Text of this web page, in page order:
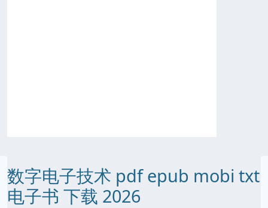
数字电子技术 pdf epub mobi txt
电子书 下载 2026